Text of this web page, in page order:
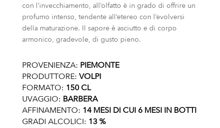
con l’invecchiamento, all’olfatto è in grado di offrire un
profumo intenso, tendente all’etereo con l’evolversi
della maturazione. Il sapore è asciutto e di corpo
armonico, gradevole, di gusto pieno.
PROVENIENZA: PIEMONTE
PRODUTTORE: VOLPI
FORMATO: 150 CL
UVAGGIO: BARBERA
AFFINAMENTO: 14 MESI DI CUI 6 MESI IN BOTTI
GRADI ALCOLICI: 13 %